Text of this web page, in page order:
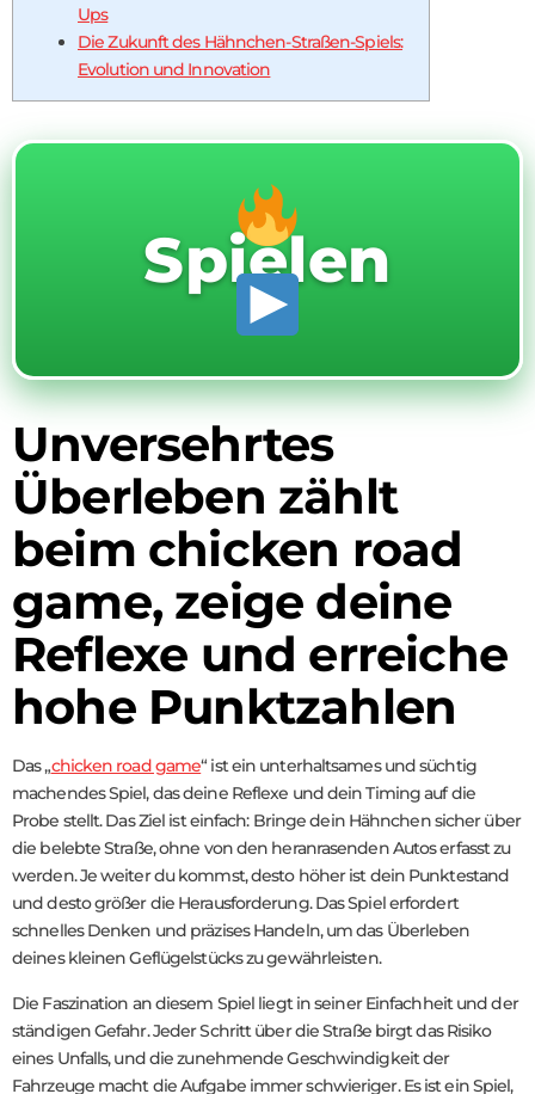
Ups
Die Zukunft des Hähnchen-Straßen-Spiels:
Evolution und Innovation
Spielen
Unversehrtes
Überleben zählt
beim chicken road
game, zeige deine
Reflexe und erreiche
hohe Punktzahlen
Das „chicken road game“ ist ein unterhaltsames und süchtig
machendes Spiel, das deine Reflexe und dein Timing auf die
Probe stellt. Das Ziel ist einfach: Bringe dein Hähnchen sicher über
die belebte Straße, ohne von den heranrasenden Autos erfasst zu
werden. Je weiter du kommst, desto höher ist dein Punktestand
und desto größer die Herausforderung. Das Spiel erfordert
schnelles Denken und präzises Handeln, um das Überleben
deines kleinen Geflügelstücks zu gewährleisten.
Die Faszination an diesem Spiel liegt in seiner Einfachheit und der
ständigen Gefahr. Jeder Schritt über die Straße birgt das Risiko
eines Unfalls, und die zunehmende Geschwindigkeit der
Fahrzeuge macht die Aufgabe immer schwieriger. Es ist ein Spiel,